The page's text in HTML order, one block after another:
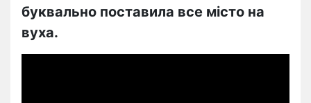
буквально поставила все місто на
вуха.